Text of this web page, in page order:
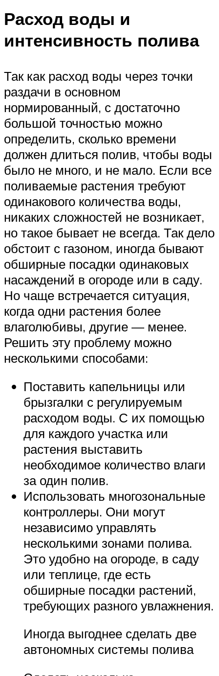
Расход воды и
интенсивность полива
Так как расход воды через точки
раздачи в основном
нормированный, с достаточно
большой точностью можно
определить, сколько времени
должен длиться полив, чтобы воды
было не много, и не мало. Если все
поливаемые растения требуют
одинакового количества воды,
никаких сложностей не возникает,
но такое бывает не всегда. Так дело
обстоит с газоном, иногда бывают
обширные посадки одинаковых
насаждений в огороде или в саду.
Но чаще встречается ситуация,
когда одни растения более
влаголюбивы, другие — менее.
Решить эту проблему можно
несколькими способами:
Поставить капельницы или
брызгалки с регулируемым
расходом воды. С их помощью
для каждого участка или
растения выставить
необходимое количество влаги
за один полив.
Использовать многозональные
контроллеры. Они могут
независимо управлять
несколькими зонами полива.
Это удобно на огороде, в саду
или теплице, где есть
обширные посадки растений,
требующих разного увлажнения.
Иногда выгоднее сделать две
автономных системы полива